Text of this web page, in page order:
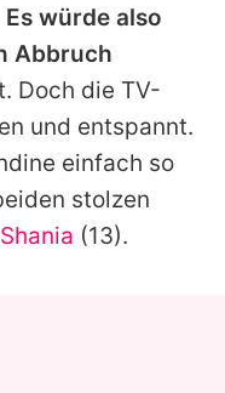
würde also
Abbruch
. Doch die TV-
und entspannt.
einfach so
stolzen
Shania (13).